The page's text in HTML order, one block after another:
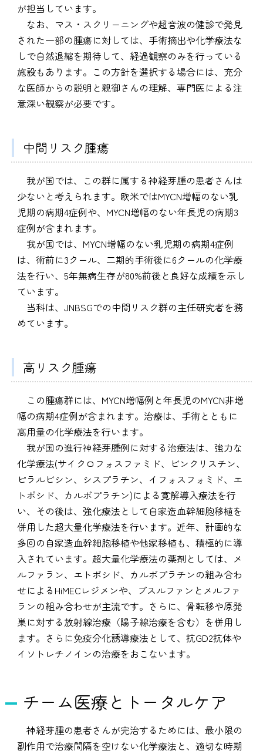
が担当しています。
なお、マス・スクリーニングや超音波の健診で発見
された一部の腫瘍に対しては、手術摘出や化学療法な
しで自然退縮を期待して、経過観察のみを行っている
施設もあります。この方針を選択する場合には、充分
な医師からの説明と親御さんの理解、専門医による注
意深い観察が必要です。
中間リスク腫瘍
我が国では、この群に属する神経芽腫の患者さんは
少ないと考えられます。欧米ではMYCN増幅のない乳
児期の病期4症例や、MYCN増幅のない年長児の病期3
症例が含まれます。
我が国では、MYCN増幅のない乳児期の病期4症例
は、術前に3クール、二期的手術後に6クールの化学療
法を行い、5年無病生存が80%前後と良好な成績を示し
ています。
当科は、JNBSGでの中間リスク群の主任研究者を務
めています。
高リスク腫瘍
この腫瘍群には、MYCN増幅例と年長児のMYCN非増
幅の病期4症例が含まれます。治療は、手術とともに
高用量の化学療法を行います。
我が国の進行神経芽腫例に対する治療法は、強力な
化学療法(サイクロフォスファミド、ビンクリスチン、
ピラルビシン、シスプラチン、イフォスフォミド、エ
トポシド、カルボプラチン)による寛解導入療法を行
い、その後は、強化療法として自家造血幹細胞移植を
併用した超大量化学療法を行います。近年、計画的な
多回の自家造血幹細胞移植や他家移植も、積極的に導
入されています。超大量化学療法の薬剤としては、メ
ルファラン、エトポシド、カルボプラチンの組み合わ
せによるHiMECレジメンや、ブスルファンとメルファ
ランの組み合わせが主流です。さらに、骨転移や原発
巣に対する放射線治療（陽子線治療を含む）を併用し
ます。さらに免疫分化誘導療法として、抗GD2抗体や
イソトレチノインの治療をおこないます。
チーム医療とトータルケア
神経芽腫の患者さんが完治するためには、最小限の
副作用で治療間隔を空けない化学療法と、適切な時期